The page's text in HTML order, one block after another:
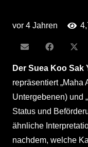
vor 4 Jahren
Der Suea Koo Sak
repräsentiert „Maha
Untergebenen) und
Status und
ähnliche
nachdem, welche